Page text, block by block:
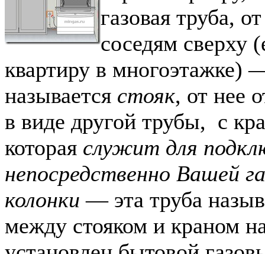
газовая труба,
соседям сверху
квартиру в многоэтажке)
называется стояк, от нее
в виде другой трубы, с
которая служит для
непосредственно Вашей
колонки — эта труба
между стояком и краном